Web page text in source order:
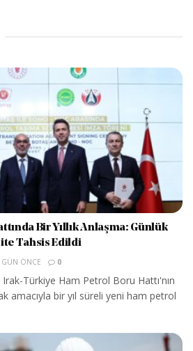
Bir Yıllık Anlaşma: Günlük
Tahsis Edildi
ÖNCE 0
Türkiye Ham Petrol Boru Hattı'nın
amacıyla bir yıl süreli yeni ham petrol